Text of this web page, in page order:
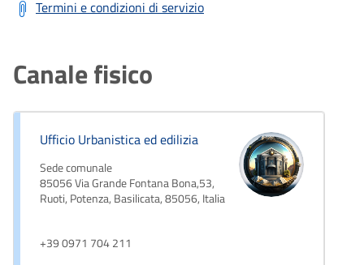
Termini e condizioni di servizio
Canale fisico
Ufficio Urbanistica ed edilizia
Sede comunale
85056 Via Grande Fontana Bona,53,
Ruoti, Potenza, Basilicata, 85056, Italia
+39 0971 704 211